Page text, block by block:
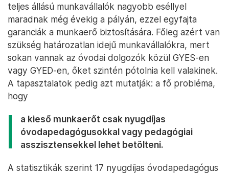
teljes állású munkavállalók nagyobb eséllyel
maradnak még évekig a pályán, ezzel egyfajta
garanciák a munkaerő biztosítására. Főleg azért van
szükség határozatlan idejű munkavállalókra, mert
sokan vannak az óvodai dolgozók közül GYES-en
vagy GYED-en, őket szintén pótolnia kell valakinek.
A tapasztalatok pedig azt mutatják: a fő probléma,
hogy
a kieső munkaerőt csak nyugdíjas
óvodapedagógusokkal vagy pedagógiai
asszisztensekkel lehet betölteni.
A statisztikák szerint 17 nyugdíjas óvodapedagógus